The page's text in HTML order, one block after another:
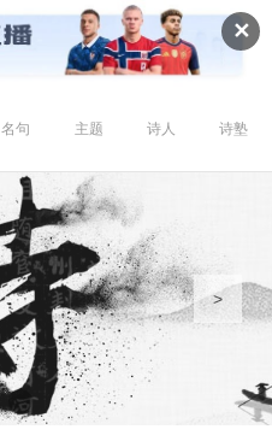
✕
名句 主题 诗人 诗塾
>